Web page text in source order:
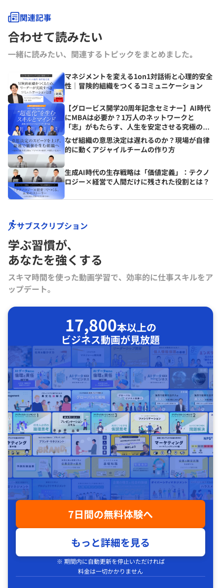
関連記事
合わせて読みたい
一緒に読みたい、関連するトピックをまとめました｡
マネジメントを変える1on1対話術と心理的安全
性｜冒険的組織をつくるコミュニケーション
【グロービス開学20周年記念セミナー】AI時代
にMBAは必要か？1万人のネットワークと
「志」がもたらす、人生を安定させる究極の資
産とは？
なぜ組織の意思決定は遅れるのか？現場が自律
的に動くアジャイルチームの作り方
生成AI時代の生存戦略は「価値定義」：テクノ
ロジー×経営で人間だけに残された役割とは？
サブスクリプション
学ぶ習慣が､
あなたを強くする
スキマ時間を使った動画学習で、効率的に仕事スキルをア
ップデート。
17,800本以上の
ビジネス動画が見放題
7日間の無料体験へ
もっと詳細を見る
※ 期間内に自動更新を停止いただければ
料金は一切かかりません